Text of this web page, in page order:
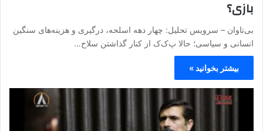
بازی؟
بی‌تاوان – سرویس تحلیل: چهار دهه اسلحه، درگیری و هزینه‌های سنگین
انسانی و سیاسی؛ حالا پ‌ک‌ک از کنار گذاشتن سلاح…
بیشتر بخوانید »